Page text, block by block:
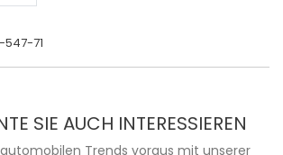
547-71
SIE AUCH INTERESSIEREN
Trends voraus mit unserer